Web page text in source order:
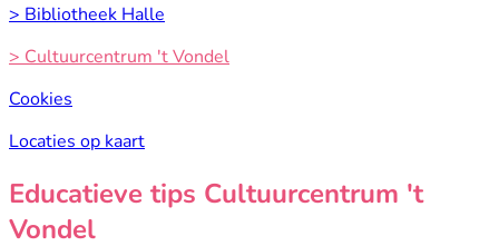
> Bibliotheek Halle
> Cultuurcentrum 't Vondel
Cookies
Locaties op kaart
Educatieve tips Cultuurcentrum 't
Vondel